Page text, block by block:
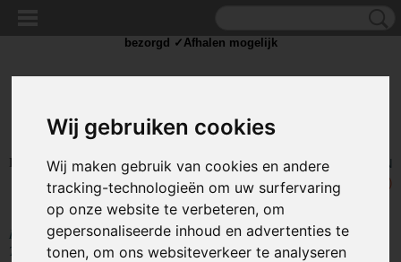
Wij gebruiken cookies
Wij maken gebruik van cookies en andere
tracking-technologieën om uw surfervaring
op onze website te verbeteren, om
gepersonaliseerde inhoud en advertenties te
tonen, om ons websiteverkeer te analyseren
Inloggen Registreren
UW WINKELWAGEN
Geen producten
(0)
Home >TIE WRAP / KABELBINDER> Tie Wrap groot>Kabelbinders
Tie-Wraps 400X3.7mm Zwart
bezorgd ✓Afhalen mogelijk